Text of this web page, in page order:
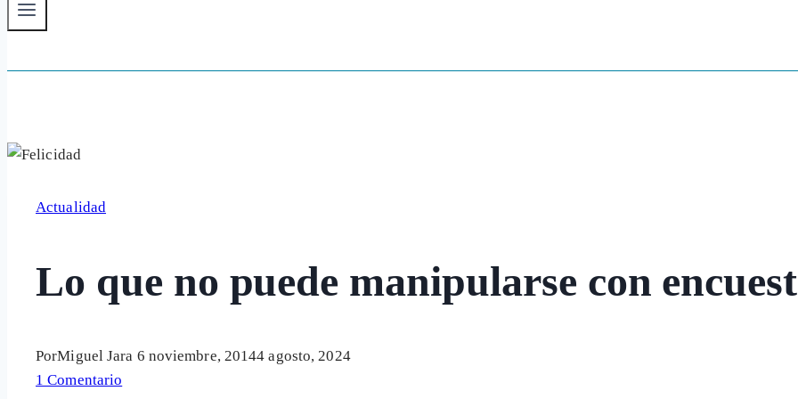
Actualidad
Lo que no puede manipularse con
PorMiguel Jara 6 noviembre, 20144 agosto, 2024
1 Comentario